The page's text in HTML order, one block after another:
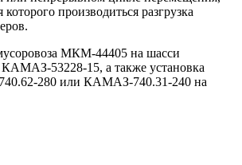
которого производиться разгрузка
МКМ-44405 на шасси
53228-15, а также установка
280 или КАМАЗ-740.31-240 на